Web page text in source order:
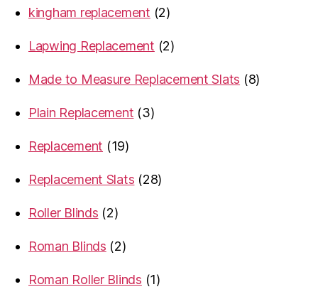
kingham replacement
22
Lapwing Replacement
22
Made to Measure Replacement Slats
88
Plain Replacement
33
Replacement
1919
Replacement Slats
2828
Roller Blinds
22
Roman Blinds
22
Roman Roller Blinds
11